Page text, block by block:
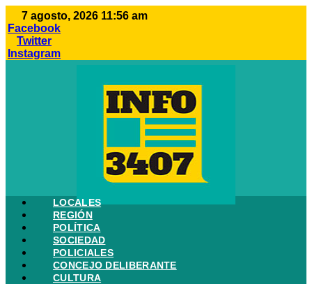
al
contenido
7 agosto, 2026 11:56 am
Facebook
Twitter
Instagram
LOCALES
REGIÓN
POLÍTICA
SOCIEDAD
POLICIALES
CONCEJO DELIBERANTE
CULTURA